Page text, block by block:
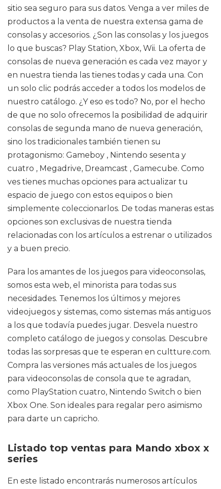
sitio sea seguro para sus datos. Venga a ver miles de
productos a la venta de nuestra extensa gama de
consolas y accesorios. ¿Son las consolas y los juegos
lo que buscas? Play Station, Xbox, Wii. La oferta de
consolas de nueva generación es cada vez mayor y
en nuestra tienda las tienes todas y cada una. Con
un solo clic podrás acceder a todos los modelos de
nuestro catálogo. ¿Y eso es todo? No, por el hecho
de que no solo ofrecemos la posibilidad de adquirir
consolas de segunda mano de nueva generación,
sino los tradicionales también tienen su
protagonismo: Gameboy , Nintendo sesenta y
cuatro , Megadrive, Dreamcast , Gamecube. Como
ves tienes muchas opciones para actualizar tu
espacio de juego con estos equipos o bien
simplemente coleccionarlos. De todas maneras estas
opciones son exclusivas de nuestra tienda
relacionadas con los artículos a estrenar o utilizados
y a buen precio.
Para los amantes de los juegos para videoconsolas,
somos esta web, el minorista para todas sus
necesidades. Tenemos los últimos y mejores
videojuegos y sistemas, como sistemas más antiguos
a los que todavía puedes jugar. Desvela nuestro
completo catálogo de juegos y consolas. Descubre
todas las sorpresas que te esperan en cultture.com.
Compra las versiones más actuales de los juegos
para videoconsolas de consola que te agradan,
como PlayStation cuatro, Nintendo Switch o bien
Xbox One. Son ideales para regalar pero asimismo
para darte un capricho.
Listado top ventas para Mando xbox x
series
En este listado encontrarás numerosos artículos